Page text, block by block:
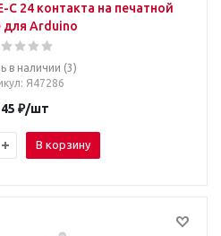
C 24 контакта на печатной
для Arduino
в наличии (3)
: Я47286
₽/шт
В корзину